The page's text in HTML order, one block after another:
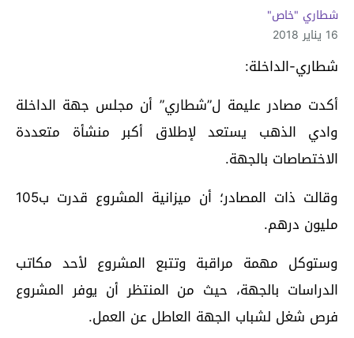
شطاري "خاص"
16 يناير 2018
شطاري-الداخلة:
أكدت مصادر عليمة ل”شطاري” أن مجلس جهة الداخلة
وادي الذهب يستعد لإطلاق أكبر منشأة متعددة
الاختصاصات بالجهة.
وقالت ذات المصادر؛ أن ميزانية المشروع قدرت ب105
مليون درهم.
وستوكل مهمة مراقبة وتتبع المشروع لأحد مكاتب
الدراسات بالجهة، حيث من المنتظر أن يوفر المشروع
فرص شغل لشباب الجهة العاطل عن العمل.